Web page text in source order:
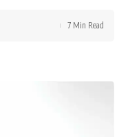
7 Min Read